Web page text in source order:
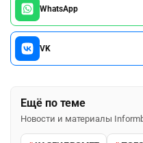
WhatsApp
VK
Ещё по теме
Новости и материалы